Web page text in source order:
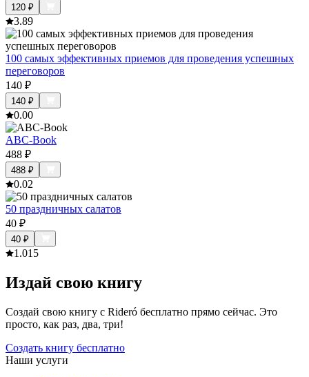
120 ₽
3.89
100 самых эффективных приемов для проведения успешных
переговоров
140 ₽
140 ₽
0.00
ABC-Book
488 ₽
488 ₽
0.02
50 праздничных салатов
40 ₽
40 ₽
1.015
Издай свою книгу
Создай свою книгу с Rideró бесплатно прямо сейчас. Это
просто, как раз, два, три!
Создать книгу бесплатно
Наши услуги